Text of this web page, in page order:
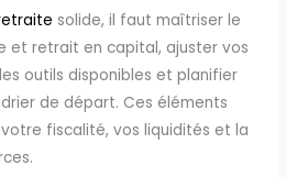
solide, il faut maîtriser le
et retrait en capital, ajuster vos
outils disponibles et planifier
de départ. Ces éléments
fiscalité, vos liquidités et la